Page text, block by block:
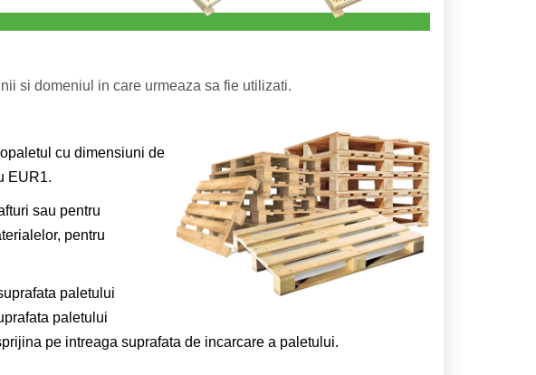
si domeniul in care urmeaza sa fie utilizati.
cu dimensiuni de
EUR1.
sau pentru
pentru
paletului
paletului
pe intreaga suprafata de incarcare a paletului.